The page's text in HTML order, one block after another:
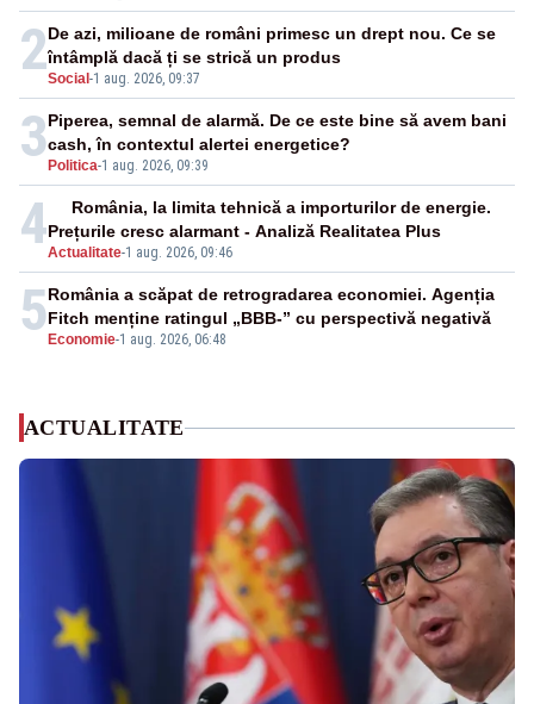
2Social -1 aug. 2026, 09:37
De azi, milioane de români primesc un drept nou. Ce se
întâmplă dacă ți se strică un produs
3 Politica-1 aug. 2026, 09:39
Piperea, semnal de alarmă. De ce este bine să avem bani
cash, în contextul alertei energetice?
4Actualitate-1 aug. 2026, 09:46
România, la limita tehnică a importurilor de energie.
Prețurile cresc alarmant - Analiză Realitatea Plus
5 Economie-1 aug. 2026, 06:48
România a scăpat de retrogradarea economiei. Agenția
Fitch menține ratingul „BBB-” cu perspectivă negativă
ACTUALITATE